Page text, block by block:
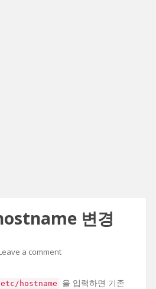
변경
a comment
hostname
을 입력하면 기존